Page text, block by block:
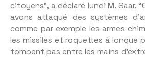
citoyens”, a déclaré lundi M. Saar.
avons attaqué des systèmes
comme par exemple les armes
les missiles et roquettes à longue
tombent pas entre les mains